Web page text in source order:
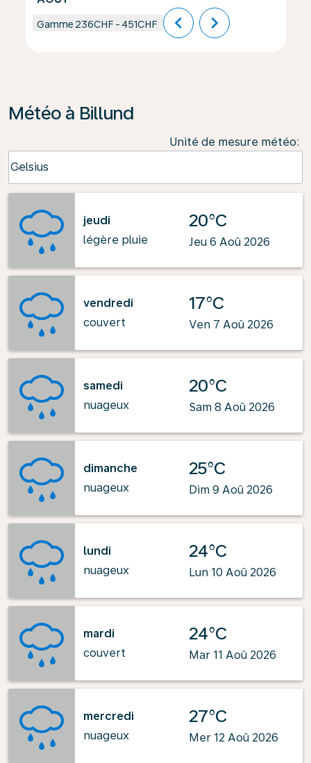
Gamme 236CHF - 451CHF chevron_left chevron_right
Météo à Billund
Unité de mesure météo:
Celsius
keyboard_arrow_down
jeudi
légère pluie
20°C
Jeu 6 Aoû 2026
vendredi
couvert
17°C
Ven 7 Aoû 2026
samedi
nuageux
20°C
Sam 8 Aoû 2026
dimanche
nuageux
25°C
Dim 9 Aoû 2026
lundi
nuageux
24°C
Lun 10 Aoû 2026
mardi
couvert
24°C
Mar 11 Aoû 2026
mercredi
nuageux
27°C
Mer 12 Aoû 2026